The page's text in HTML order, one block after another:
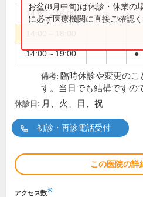
14:00～16:00
14:00～19:00 ●
お盆(8月中旬)は休診・休業の
に必ず医療機関に直接ご確認く
備考: 臨時休診や変更の
す。当日でも結構ですの
休診日: 月、火、日、祝
初診・再診電話受付
この医院の詳
アクセス数※